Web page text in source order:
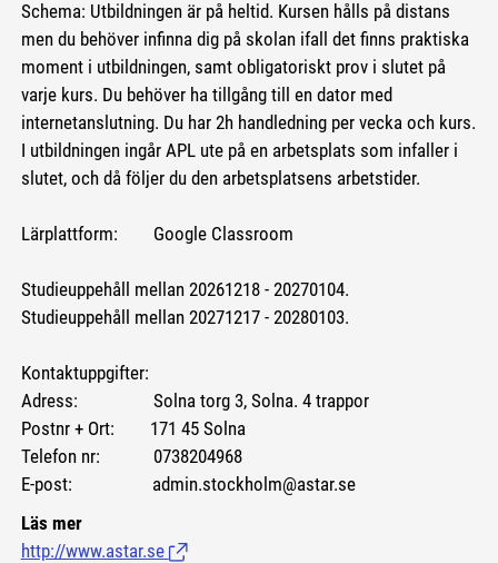
Schema: Utbildningen är på heltid. Kursen hålls på distans
men du behöver infinna dig på skolan ifall det finns praktiska
moment i utbildningen, samt obligatoriskt prov i slutet på
varje kurs. Du behöver ha tillgång till en dator med
internetanslutning. Du har 2h handledning per vecka och kurs.
I utbildningen ingår APL ute på en arbetsplats som infaller i
slutet, och då följer du den arbetsplatsens arbetstider.
Lärplattform: Google Classroom
Studieuppehåll mellan 20261218 - 20270104.
Studieuppehåll mellan 20271217 - 20280103.
Kontaktuppgifter:
Adress: Solna torg 3, Solna. 4 trappor
Postnr + Ort: 171 45 Solna
Telefon nr: 0738204968
E-post: admin.stockholm@astar.se
Läs mer
http://www.astar.se (Länk till extern sida.)